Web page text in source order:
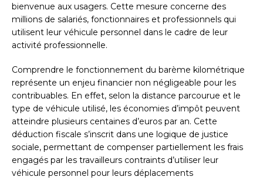
bienvenue aux usagers. Cette mesure concerne des
millions de salariés, fonctionnaires et professionnels qui
utilisent leur véhicule personnel dans le cadre de leur
activité professionnelle.
Comprendre le fonctionnement du barème kilométrique
représente un enjeu financier non négligeable pour les
contribuables. En effet, selon la distance parcourue et le
type de véhicule utilisé, les économies d’impôt peuvent
atteindre plusieurs centaines d’euros par an. Cette
déduction fiscale s’inscrit dans une logique de justice
sociale, permettant de compenser partiellement les frais
engagés par les travailleurs contraints d’utiliser leur
véhicule personnel pour leurs déplacements